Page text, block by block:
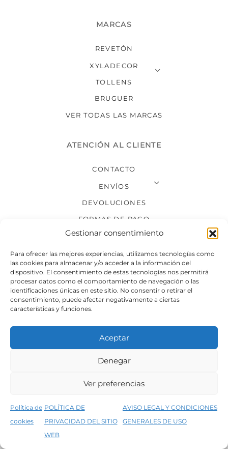
Gestionar consentimiento
Para ofrecer las mejores experiencias, utilizamos tecnologías como
las cookies para almacenar y/o acceder a la información del
dispositivo. El consentimiento de estas tecnologías nos permitirá
procesar datos como el comportamiento de navegación o las
identificaciones únicas en este sitio. No consentir o retirar el
consentimiento, puede afectar negativamente a ciertas
características y funciones.
Aceptar
Denegar
Ver preferencias
Política de
cookies
POLÍTICA DE
PRIVACIDAD DEL SITIO
WEB
AVISO LEGAL Y CONDICIONES
GENERALES DE USO
5% de descuento en tu primera compra, utiliza el código PRIMERACOMPRA
MARCAS
REVETÓN
XYLADECOR
TOLLENS
BRUGUER
VER TODAS LAS MARCAS
ATENCIÓN AL CLIENTE
CONTACTO
ENVÍOS
DEVOLUCIONES
FORMAS DE PAGO
SÍGUENOS
Condiciones generales de venta
Política de privacidad del sitio web
©2026 Decopintur- todos los derechos